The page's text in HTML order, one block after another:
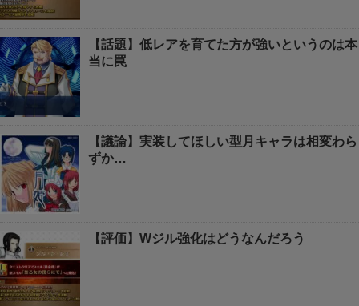
【話題】低レアを育てた方が強いというのは本
当に罠
【議論】実装してほしい型月キャラは相変わら
ずか…
【評価】Wジル強化はどうなんだろう